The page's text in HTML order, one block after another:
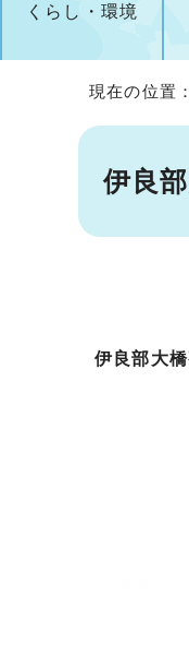
くらし・環境
現在の位置
伊良
伊良部大